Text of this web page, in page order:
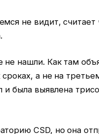
не видит, считает
нашли. Как там
а не на
и была выявлена
CSD, но она